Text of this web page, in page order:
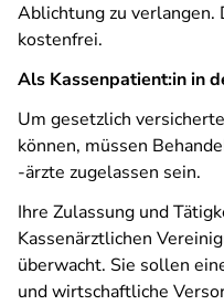
Ablichtung zu
kostenfrei.
Als Kassenpatient:in in
Um gesetzlich
können, müssen
-ärzte zugelassen sein.
Ihre Zulassung und
Kassenärztlichen
überwacht. Sie sollen
und wirtschaftliche